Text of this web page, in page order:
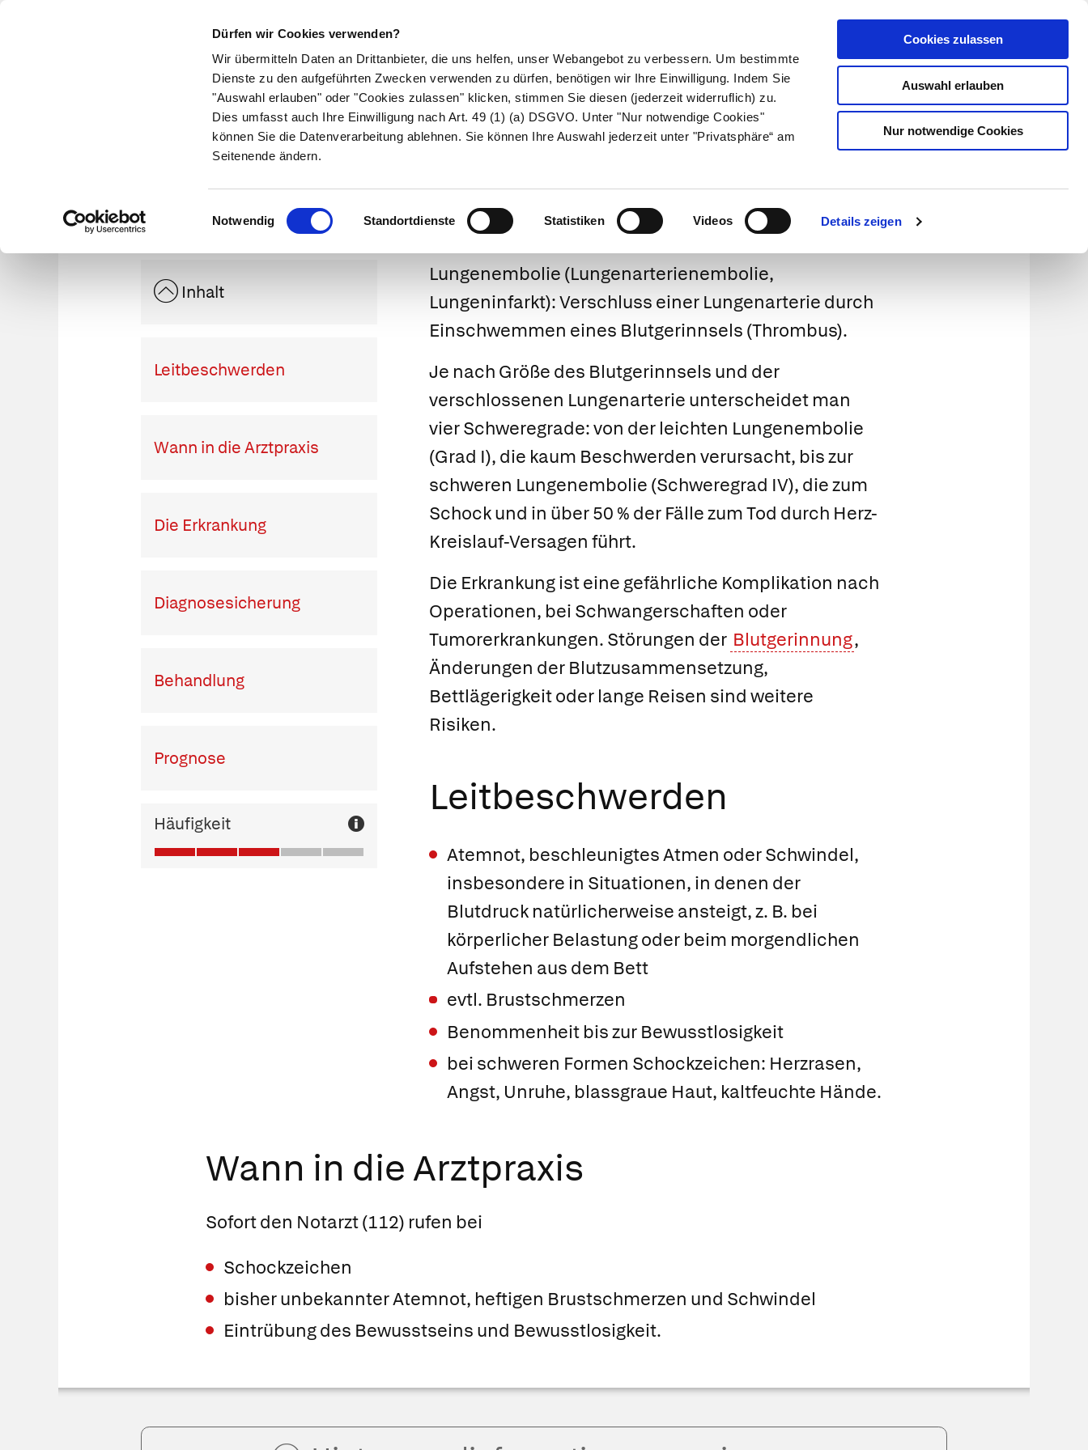
Dürfen wir Cookies verwenden?
Wir übermitteln Daten an Drittanbieter, die uns helfen, unser Webangebot zu verbessern. Um bestimmte
Dienste zu den aufgeführten Zwecken verwenden zu dürfen, benötigen wir Ihre Einwilligung. Indem Sie
"Auswahl erlauben" oder "Cookies zulassen" klicken, stimmen Sie diesen (jederzeit widerruflich) zu.
Dies umfasst auch Ihre Einwilligung nach Art. 49 (1) (a) DSGVO. Unter "Nur notwendige Cookies"
können Sie die Datenverarbeitung ablehnen. Sie können Ihre Auswahl jederzeit unter "Privatsphäre“ am
Seitenende ändern.
Einwilligungsauswahl
Notwendig Standortdienste Statistiken Videos Details zeigen
Cookies zulassen
Auswahl erlauben
Nur notwendige Cookies
Kundenlogin
Suche
Symptome Therapie Medikamente Naturheilkunde Eltern & Kind Gesund leben Über uns
Lungenembolie
Inhalt
Leitbeschwerden
Wann in die Arztpraxis
Die Erkrankung
Diagnosesicherung
Behandlung
Prognose
Häufigkeit
Lungenembolie (Lungenarterienembolie,
Lungeninfarkt):Verschluss einer Lungenarterie durch
Einschwemmen eines Blutgerinnsels (Thrombus).
Je nach Größe des Blutgerinnsels und der
verschlossenen Lungenarterie unterscheidet man
vier Schweregrade: von der leichten Lungenembolie
(Grad I), die kaum Beschwerden verursacht, bis zur
schweren Lungenembolie (Schweregrad IV), die zum
Schock und in über 50 % der Fälle zum Tod durch Herz-
Kreislauf-Versagen führt.
Die Erkrankung ist eine gefährliche Komplikation nach
Operationen, bei Schwangerschaften oder
Tumorerkrankungen. Störungen der Blutgerinnung,
Änderungen der Blutzusammensetzung,
Bettlägerigkeit oder lange Reisen sind weitere
Risiken.
Leitbeschwerden
Atemnot, beschleunigtes Atmen oder Schwindel,
insbesondere in Situationen, in denen der
Blutdruck natürlicherweise ansteigt, z. B. bei
körperlicher Belastung oder beim morgendlichen
Aufstehen aus dem Bett
evtl. Brustschmerzen
Benommenheit bis zur Bewusstlosigkeit
bei schweren Formen Schockzeichen: Herzrasen,
Angst, Unruhe, blassgraue Haut, kaltfeuchte Hände.
Wann in die Arztpraxis
Sofort den Notarzt (112) rufen bei
Schockzeichen
bisher unbekannter Atemnot, heftigen Brustschmerzen und Schwindel
Eintrübung des Bewusstseins und Bewusstlosigkeit.